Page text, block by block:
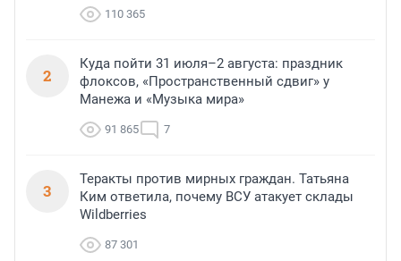
110 365
2
Куда пойти 31 июля–2 августа: праздник
флоксов, «Пространственный сдвиг» у
Манежа и «Музыка мира»
91 865 7
3
Теракты против мирных граждан. Татьяна
Ким ответила, почему ВСУ атакует склады
Wildberries
87 301